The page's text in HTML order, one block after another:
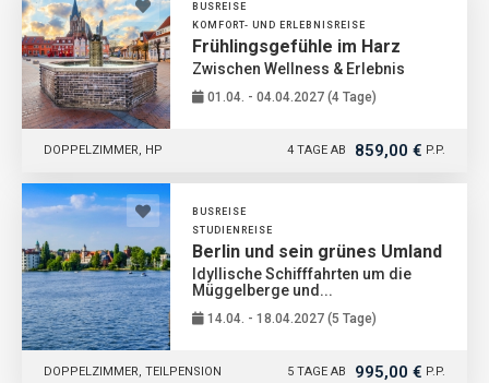
BUSREISE
KOMFORT- UND ERLEBNISREISE
Frühlingsgefühle im Harz
Zwischen Wellness & Erlebnis
01.04. - 04.04.2027 (4 Tage)
4 TAGE AB 859,00 € P.P.
DOPPELZIMMER, HP
BUSREISE
STUDIENREISE
Berlin und sein grünes Umland
Idyllische Schifffahrten um die
Müggelberge und...
14.04. - 18.04.2027 (5 Tage)
5 TAGE AB 995,00 € P.P.
DOPPELZIMMER, TEILPENSION